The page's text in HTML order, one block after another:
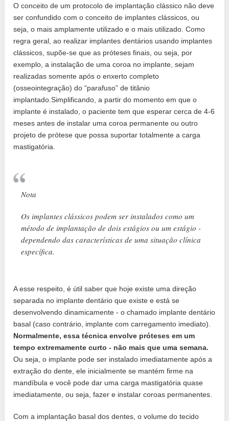
O conceito de um protocolo de implantação clássico não deve
ser confundido com o conceito de implantes clássicos, ou
seja, o mais amplamente utilizado e o mais utilizado. Como
regra geral, ao realizar implantes dentários usando implantes
clássicos, supõe-se que as próteses finais, ou seja, por
exemplo, a instalação de uma coroa no implante, sejam
realizadas somente após o enxerto completo
(osseointegração) do “parafuso” de titânio
implantado.Simplificando, a partir do momento em que o
implante é instalado, o paciente tem que esperar cerca de 4-6
meses antes de instalar uma coroa permanente ou outro
projeto de prótese que possa suportar totalmente a carga
mastigatória.
Nota
Os implantes clássicos podem ser instalados como um
método de implantação de dois estágios ou um estágio -
dependendo das características de uma situação clínica
específica.
A esse respeito, é útil saber que hoje existe uma direção
separada no implante dentário que existe e está se
desenvolvendo dinamicamente - o chamado implante dentário
basal (caso contrário, implante com carregamento imediato).
Normalmente, essa técnica envolve próteses em um
tempo extremamente curto - não mais que uma semana.
Ou seja, o implante pode ser instalado imediatamente após a
extração do dente, ele inicialmente se mantém firme na
mandíbula e você pode dar uma carga mastigatória quase
imediatamente, ou seja, fazer e instalar coroas permanentes.
Com a implantação basal dos dentes, o volume do tecido